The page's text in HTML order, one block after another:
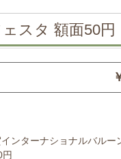
スタ 額面50円
ンターナショナルバルー